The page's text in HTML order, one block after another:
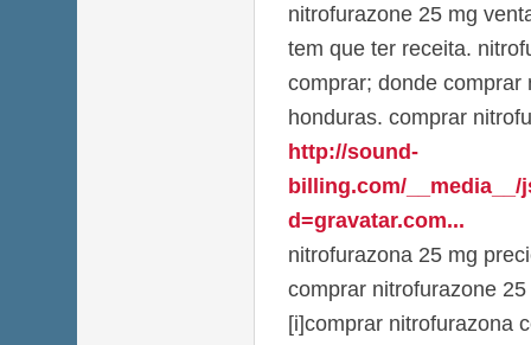
nitrofurazone 25 mg
tem que ter receita.
comprar; donde comprar
honduras. comprar
http://sound-
billing.com/
d=gravatar.com...
nitrofurazona 25 mg
comprar nitrofurazone
[i]comprar nitrofurazona